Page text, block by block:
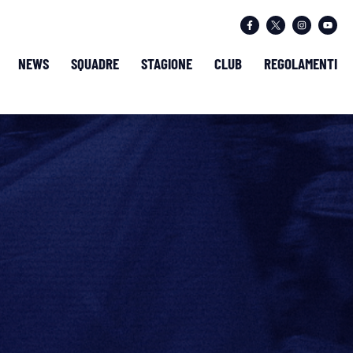
NEWS SQUADRE STAGIONE CLUB REGOLAMENTI